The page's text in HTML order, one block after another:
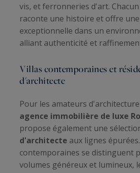
vis, et ferronneries d'art. Chacun
raconte une histoire et offre
exceptionnelle dans un
alliant authenticité et
Villas contemporaines et
d'architecte
Pour les amateurs
agence immobilière de luxe
propose également une
d'architecte aux lignes
contemporaines se distinguent
volumes généreux et lumineux,